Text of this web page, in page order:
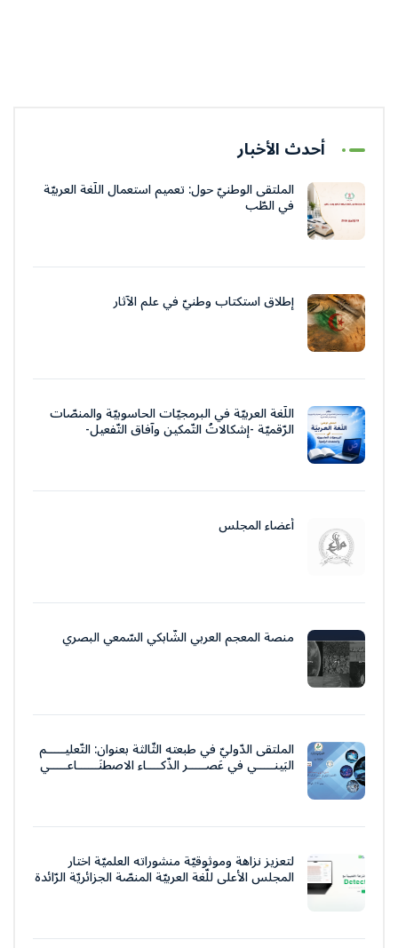
أحدث الأخبار
الملتقى الوطنيّ حول: تعميم استعمال اللّغة العربيّة
في الطّب
إطلاق استكتاب وطنيّ في علم الآثار
اللّغة العربيّة في البرمجيّات الحاسوبيّة والمنصّات
الرّقميّة -إشكالاتُ التّمكين وآفاق التّفعيل-
أعضاء المجلس
منصة المعجم العربي الشّابكي السّمعي البصري
الملتقى الدّوليّ في طبعته الثّالثة بعنوان: التّعليـــــم
البَينـــــي في عَصـــــر الذّكــــاء الاصطنَــــــاعـــــي
لتعزيز نزاهة وموثوقيّة منشوراته العلميّة اختار
المجلس الأعلى للّغة العربيّة المنصّة الجزائريّة الرّائدة